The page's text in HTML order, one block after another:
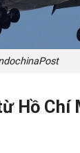
Hồ